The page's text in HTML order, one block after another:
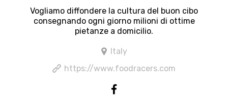
Vogliamo diffondere la cultura del buon cibo
consegnando ogni giorno milioni di ottime
pietanze a domicilio.
Italy
https://www.foodracers.com